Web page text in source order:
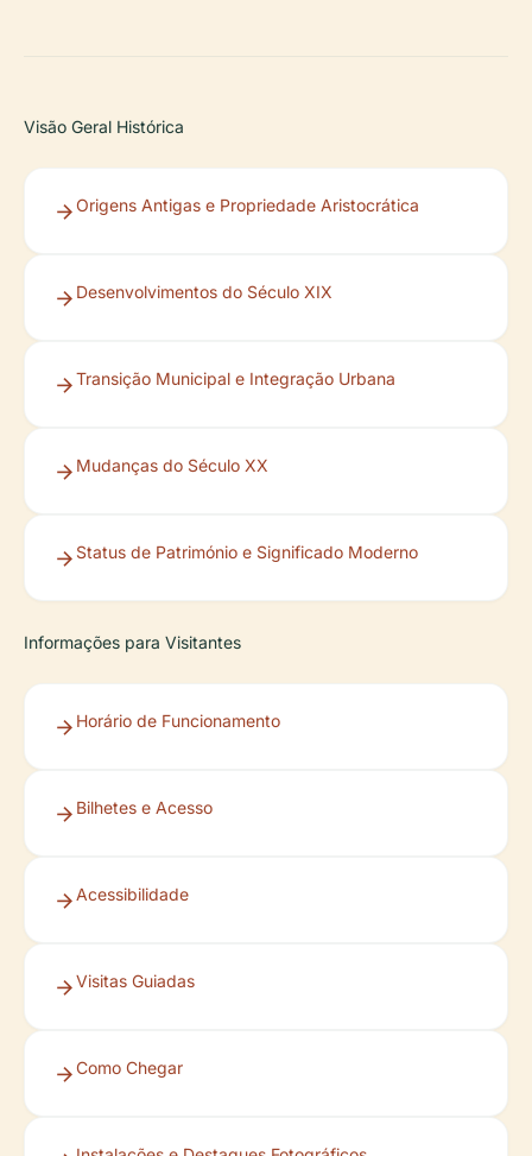
Visão Geral Histórica
Origens Antigas e Propriedade Aristocrática
Desenvolvimentos do Século XIX
Transição Municipal e Integração Urbana
Mudanças do Século XX
Status de Património e Significado Moderno
Informações para Visitantes
Horário de Funcionamento
Bilhetes e Acesso
Acessibilidade
Visitas Guiadas
Como Chegar